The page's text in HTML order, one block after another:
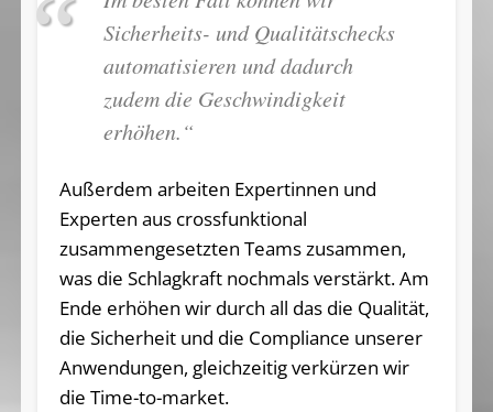
Sicherheits- und Qualitätschecks
automatisieren und dadurch
zudem die Geschwindigkeit
erhöhen.“
Außerdem arbeiten Expertinnen und
Experten aus crossfunktional
zusammengesetzten Teams zusammen,
was die Schlagkraft nochmals verstärkt. Am
Ende erhöhen wir durch all das die Qualität,
die Sicherheit und die Compliance unserer
Anwendungen, gleichzeitig verkürzen wir
die Time-to-market.